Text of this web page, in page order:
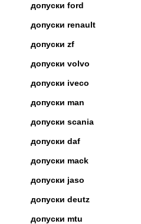
допуски ford
допуски renault
допуски zf
допуски volvo
допуски iveco
допуски man
допуски scania
допуски daf
допуски mack
допуски jaso
допуски deutz
допуски mtu